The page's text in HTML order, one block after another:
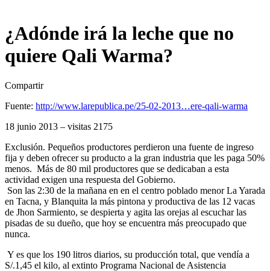
¿Adónde irá la leche que no
quiere Qali Warma?
Compartir
Fuente: http://www.larepublica.pe/25-02-2013…ere-qali-warma
18 junio 2013 – visitas 2175
Exclusión. Pequeños productores perdieron una fuente de ingreso
fija y deben ofrecer su producto a la gran industria que les paga 50%
menos. Más de 80 mil productores que se dedicaban a esta
actividad exigen una respuesta del Gobierno.
Son las 2:30 de la mañana en en el centro poblado menor La Yarada
en Tacna, y Blanquita la más pintona y productiva de las 12 vacas
de Jhon Sarmiento, se despierta y agita las orejas al escuchar las
pisadas de su dueño, que hoy se encuentra más preocupado que
nunca.
Y es que los 190 litros diarios, su producción total, que vendía a
S/.1,45 el kilo, al extinto Programa Nacional de Asistencia